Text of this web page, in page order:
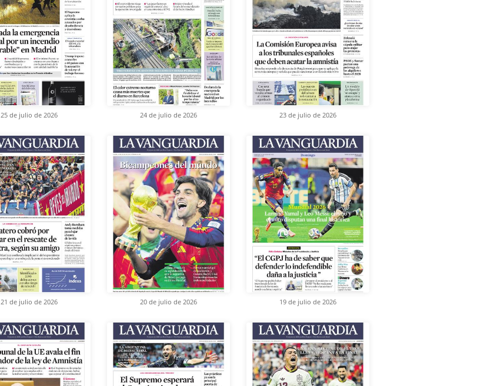
25 de julio de 2026 24 de julio de 2026 23 de julio de 2026
21 de julio de 2026 20 de julio de 2026 19 de julio de 2026